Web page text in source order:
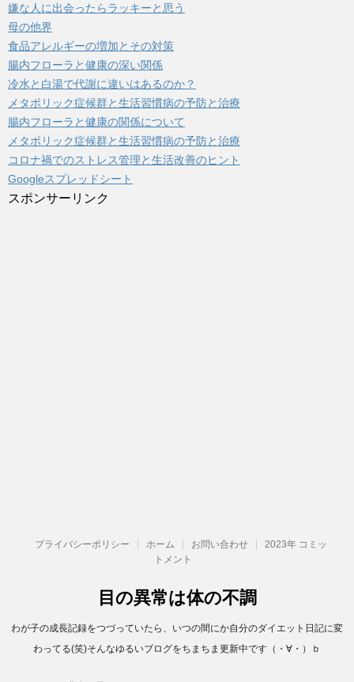
嫌な人に出会ったらラッキーと思う
母の他界
食品アレルギーの増加とその対策
腸内フローラと健康の深い関係
冷水と白湯で代謝に違いはあるのか？
メタボリック症候群と生活習慣病の予防と治療
腸内フローラと健康の関係について
メタボリック症候群と生活習慣病の予防と治療
コロナ禍でのストレス管理と生活改善のヒント
Googleスプレッドシート
スポンサーリンク
プライバシーポリシー ホーム お問い合わせ
2023年 コミッ
トメント
目の異常は体の不調
わが子の成長記録をつづっていたら、いつの間にか自分のダイエット日記に変
わってる(笑)そんなゆるいブログをちまちま更新中です（・∀・）ｂ